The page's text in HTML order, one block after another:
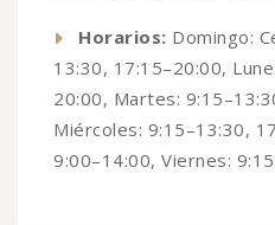
Horarios: Domingo:
13:30, 17:15–20:00,
20:00, Martes:
Miércoles: 9:15–13:30,
9:00–14:00, Viernes: